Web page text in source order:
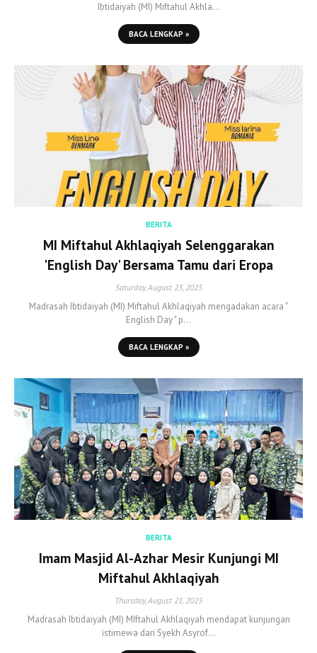
Ibtidaiyah (MI) Miftahul Akhla…
BACA LENGKAP »
BERITA
MI Miftahul Akhlaqiyah Selenggarakan
'English Day' Bersama Tamu dari Eropa
Saturday, August 23, 2025
Madrasah Ibtidaiyah (MI) Miftahul Akhlaqiyah mengadakan acara "
English Day " p…
BACA LENGKAP »
BERITA
Imam Masjid Al-Azhar Mesir Kunjungi MI
Miftahul Akhlaqiyah
Thursday, August 21, 2025
Madrasah Ibtidaiyah (MI) MIftahul Akhlaqiyah mendapat kunjungan
istimewa dari Syekh Asyrof…